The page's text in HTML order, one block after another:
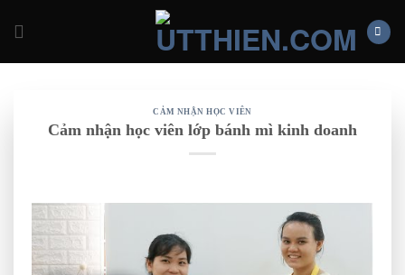
CẢM NHẬN HỌC VIÊN
Cảm nhận học viên lớp bánh mì kinh doanh